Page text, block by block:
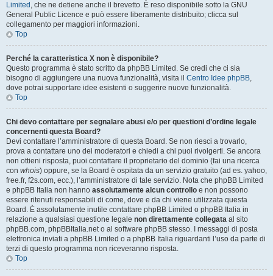
Limited , che ne detiene anche il brevetto. È reso disponibile sotto la GNU
General Public Licence e può essere liberamente distribuito; clicca sul
collegamento per maggiori informazioni.
Top
Perché la caratteristica X non è disponibile?
Questo programma è stato scritto da phpBB Limited. Se credi che ci sia
bisogno di aggiungere una nuova funzionalità, visita il Centro Idee phpBB,
dove potrai supportare idee esistenti o suggerire nuove funzionalità.
Top
Chi devo contattare per segnalare abusi e/o per questioni d’ordine legale
concernenti questa Board?
Devi contattare l’amministratore di questa Board. Se non riesci a trovarlo,
prova a contattare uno dei moderatori e chiedi a chi puoi rivolgerti. Se ancora
non ottieni risposta, puoi contattare il proprietario del dominio (fai una ricerca
con whois) oppure, se la Board è ospitata da un servizio gratuito (ad es. yahoo,
free.fr, f2s.com, ecc.), l’amministratore di tale servizio. Nota che phpBB Limited
e phpBB Italia non hanno assolutamente alcun controllo e non possono
essere ritenuti responsabili di come, dove e da chi viene utilizzata questa
Board. È assolutamente inutile contattare phpBB Limited o phpBB Italia in
relazione a qualsiasi questione legale non direttamente collegata al sito
phpBB.com, phpBBItalia.net o al software phpBB stesso. I messaggi di posta
elettronica inviati a phpBB Limited o a phpBB Italia riguardanti l’uso da parte di
terzi di questo programma non riceveranno risposta.
Top